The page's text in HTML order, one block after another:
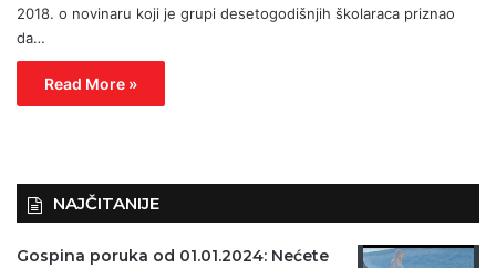
2018. o novinaru koji je grupi desetogodišnjih školaraca priznao
da…
Read More »
NAJČITANIJE
Gospina poruka od 01.01.2024: Nećete